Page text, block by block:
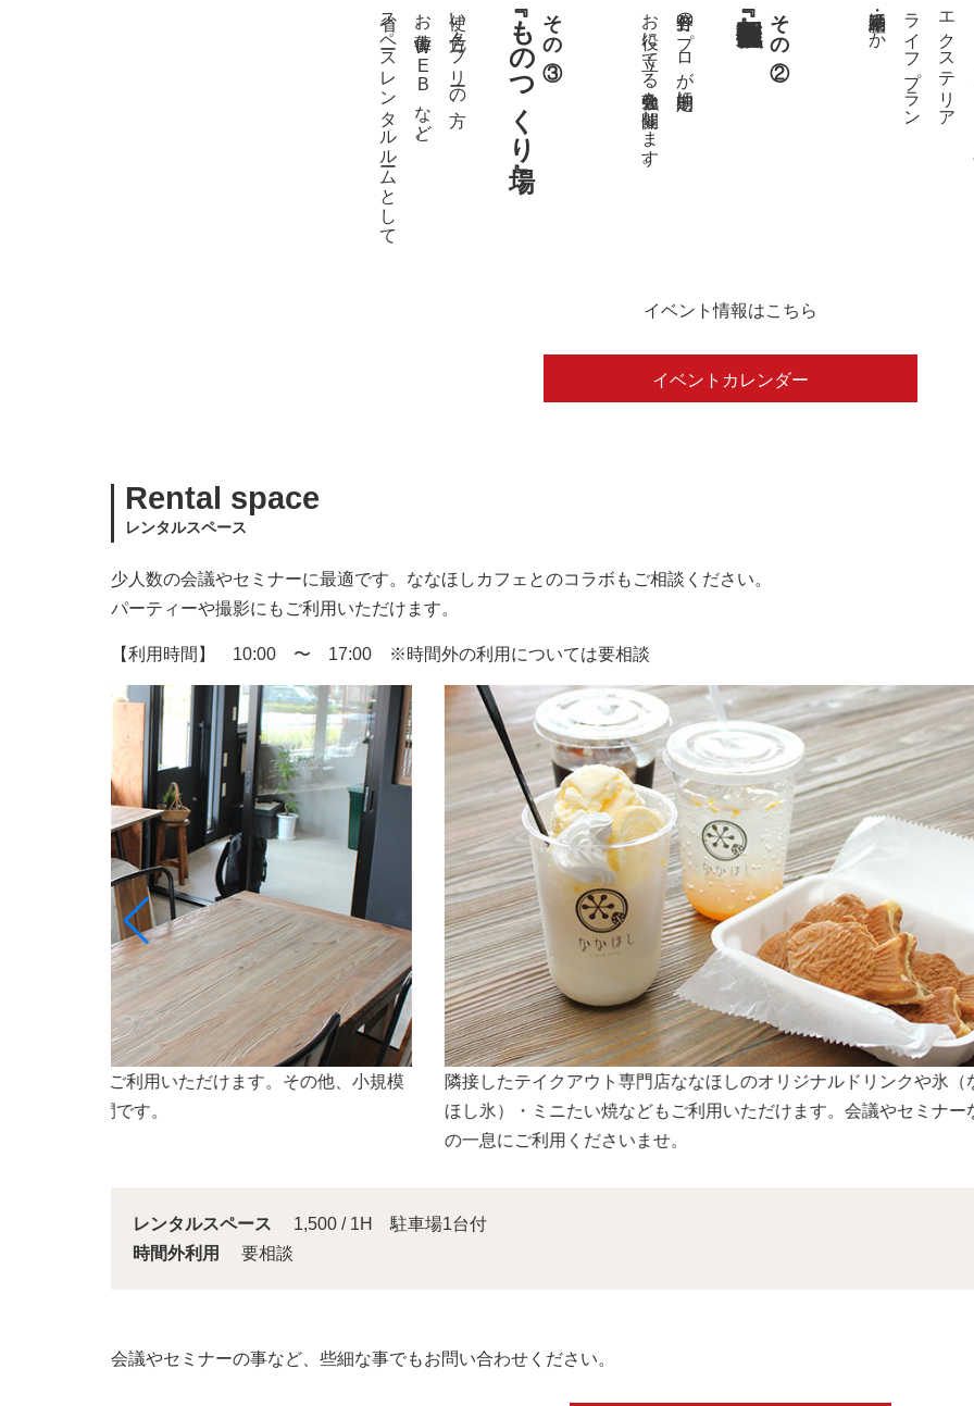
エクステリア
ライフプラン
不動産・相続ほか
その②
各分野のプロが定期的に
お役に立てる勉強会を開催します。
その③
『ものつくり場』
使い方色々。フリーの方、
お仕事、WEBなど。
省スペースレンタルルームとして
イベント情報はこちら
イベントカレンダー
Rental space
レンタルスペース
少人数の会議やセミナーに最適です。ななほしカフェとのコラボもご相談ください。
パーティーや撮影にもご利用いただけます。
【利用時間】 10:00 〜 17:00 ※時間外の利用については要相談
専門店ななほしのオリジナルドリンクや氷（なな
などもご利用いただけます。会議やセミナーなど
会議スペースは大きな窓から明るい日差しが入り込みます。
レンタルスペース
1,500 / 1H 駐車場1台付
時間外利用
要相談
会議やセミナーの事など、些細な事でもお問い合わせください。